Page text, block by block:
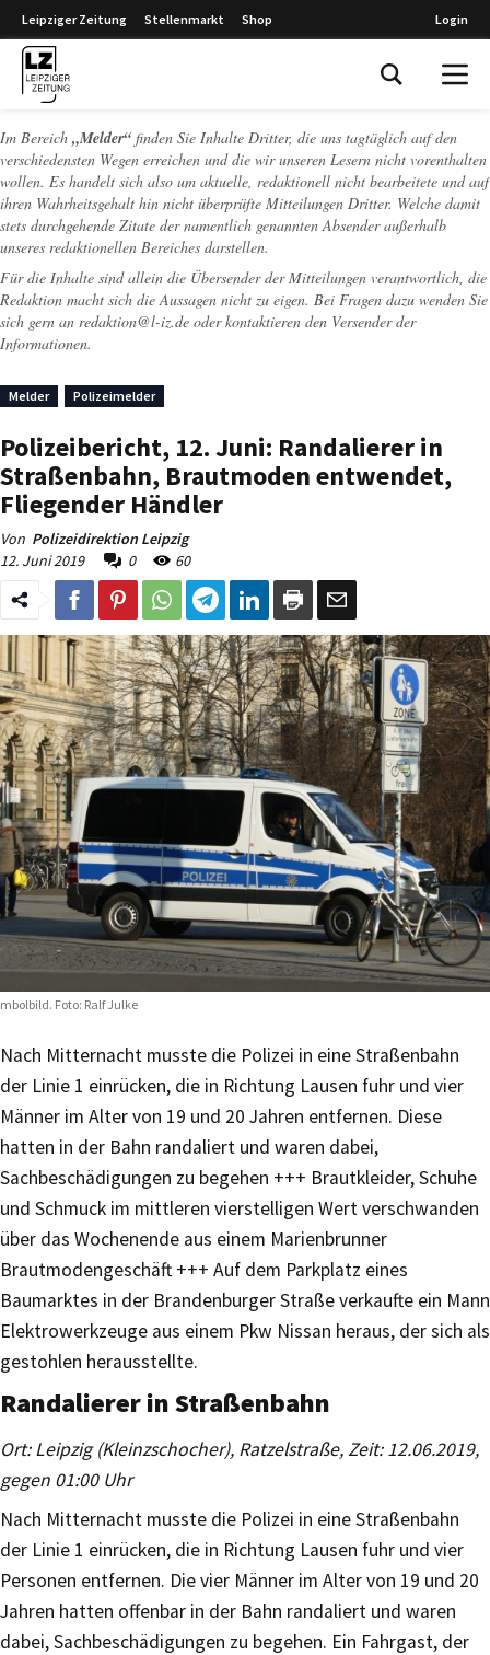
Leipziger Zeitung Stellenmarkt Shop Login
Im Bereich „Melder“ finden Sie Inhalte Dritter, die uns tagtäglich auf den
verschiedensten Wegen erreichen und die wir unseren Lesern nicht vorenthalten
wollen. Es handelt sich also um aktuelle, redaktionell nicht bearbeitete und auf
ihren Wahrheitsgehalt hin nicht überprüfte Mitteilungen Dritter. Welche damit
stets durchgehende Zitate der namentlich genannten Absender außerhalb
unseres redaktionellen Bereiches darstellen.
Für die Inhalte sind allein die Übersender der Mitteilungen verantwortlich, die
Redaktion macht sich die Aussagen nicht zu eigen. Bei Fragen dazu wenden Sie
sich gern an redaktion@l-iz.de oder kontaktieren den Versender der
Informationen.
Melder Polizeimelder
Polizeibericht, 12. Juni: Randalierer in
Straßenbahn, Brautmoden entwendet,
Fliegender Händler
Von Polizeidirektion Leipzig
12. Juni 2019
0 60
Foto: Ralf Julke
Nach Mitternacht musste die Polizei in eine Straßenbahn
der Linie 1 einrücken, die in Richtung Lausen fuhr und vier
Männer im Alter von 19 und 20 Jahren entfernen. Diese
hatten in der Bahn randaliert und waren dabei,
Sachbeschädigungen zu begehen +++ Brautkleider, Schuhe
und Schmuck im mittleren vierstelligen Wert verschwanden
über das Wochenende aus einem Marienbrunner
Brautmodengeschäft +++ Auf dem Parkplatz eines
Baumarktes in der Brandenburger Straße verkaufte ein Mann
Elektrowerkzeuge aus einem Pkw Nissan heraus, der sich als
gestohlen herausstellte.
Randalierer in Straßenbahn
Ort: Leipzig (Kleinzschocher), Ratzelstraße, Zeit: 12.06.2019,
gegen 01:00 Uhr
Nach Mitternacht musste die Polizei in eine Straßenbahn
der Linie 1 einrücken, die in Richtung Lausen fuhr und vier
Personen entfernen. Die vier Männer im Alter von 19 und 20
Jahren hatten offenbar in der Bahn randaliert und waren
dabei, Sachbeschädigungen zu begehen. Ein Fahrgast, der